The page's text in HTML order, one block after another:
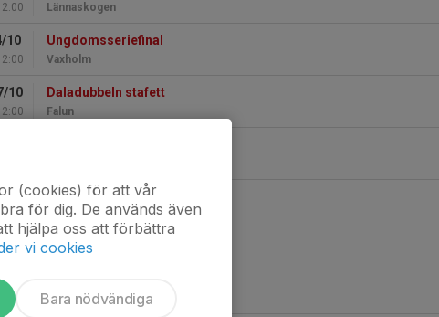
Lännaskogen
10 Ungdomsseriefinal
Vaxholm
10 Daladubbeln stafett
Falun
(cookies) för att vår
för dig. De används även
hjälpa oss att förbättra
vi cookies
Bara nödvändiga